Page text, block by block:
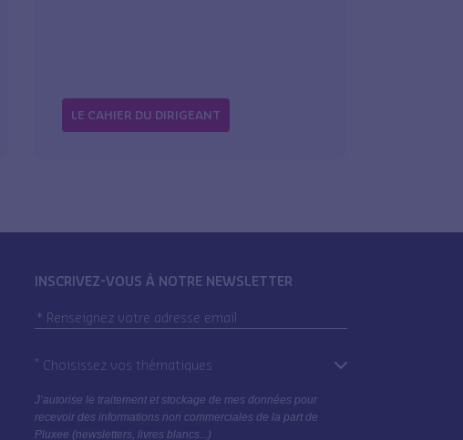
LE CAHIER DU DIRIGEANT
INSCRIVEZ-VOUS À NOTRE NEWSLETTER
* Choisissez vos thématiques
J’autorise le traitement et stockage de mes données pour
recevoir des informations non commerciales de la part de
Pluxee (newsletters, livres blancs...)